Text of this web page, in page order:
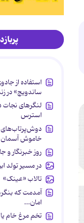
استفاده از
ساندویچ» در
لنگرهای نجات
استرس
دوش‌پرتاب‌های
خاموش آسمان
روز خبرنگار
در مسیر تولد
تالاب «عینک»
آمدمت که
امان...
تخم مرغ خام